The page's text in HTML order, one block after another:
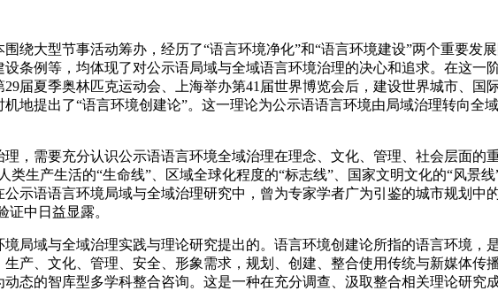
绕大型节事活动筹办，经历了“语言环境净化”和“语言环境建设”两个重要
条例等，均体现了对公示语局域与全域语言环境治理的决心和追求。在这
届夏季奥林匹克运动会、上海举办第41届世界博览会后，建设世界城市、
地提出了“语言环境创建论”。这一理论为公示语语言环境由局域治理转向
，需要充分认识公示语语言环境全域治理在理念、文化、管理、社会层面的
生产生活的“生命线”、区域全球化程度的“标志线”、国家文明文化的“风景
示语语言环境局域与全域治理研究中，曾为专家学者广为引鉴的城市规划中
证中日益显露。
局域与全域治理实践与理论研究提出的。语言环境创建论所指的语言环境
产、文化、管理、安全、形象需求，规划、创建、整合使用传统与新媒体
态的智库型多学科整合咨询。这是一种在充分调查、汲取整合相关理论研